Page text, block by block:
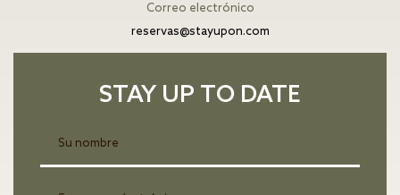
Correo electrónico
reservas@stayupon.com
STAY UP TO DATE